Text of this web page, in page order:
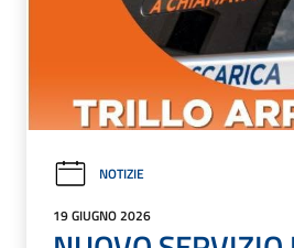
NOTIZIE
19 GIUGNO 2026